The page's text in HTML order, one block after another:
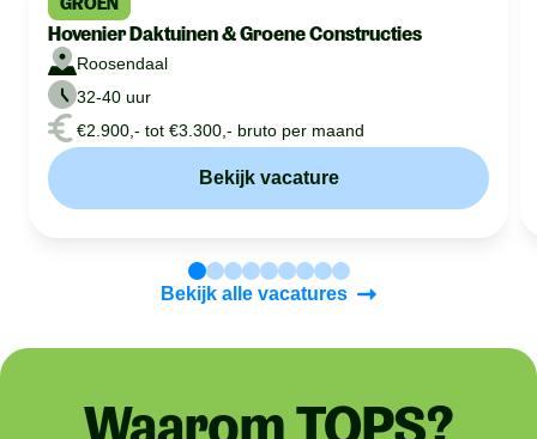
Hovenier Daktuinen & Groene Constructies
Roosendaal
32-40 uur
€2.900,- tot €3.300,- bruto per maand
Bekijk vacature
Bekijk alle vacatures
Waarom TOPS?